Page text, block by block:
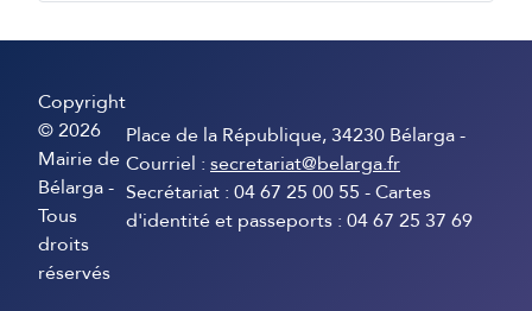
Copyright
© 2026
Mairie de
Bélarga -
Tous
droits
réservés
Place de la République, 34230 Bélarga -
Courriel : secretariat@belarga.fr
Secrétariat : 04 67 25 00 55 - Cartes
d'identité et passeports : 04 67 25 37 69